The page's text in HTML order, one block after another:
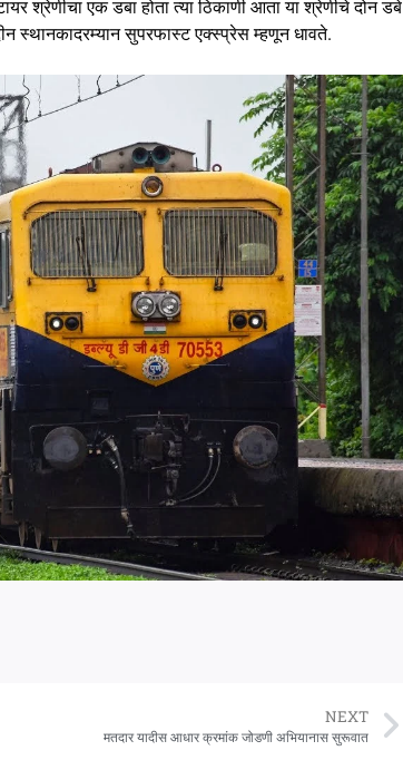
श्रेणीचा एक डबा होता त्या ठिकाणी आता या श्रेणीचे दोन डबे
स्थानकादरम्यान सुपरफास्ट एक्स्प्रेस म्हणून धावते.
NEXT
मतदार यादीस आधार क्रमांक जोडणी अभियानास सुरूवात